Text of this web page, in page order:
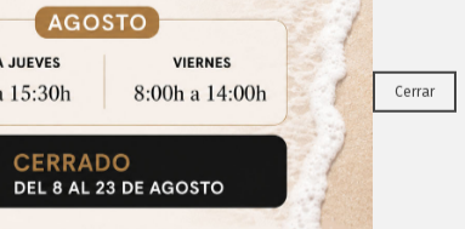
Esencial De
(10 Ml.)
Aceite Esencial De
Menta (10 Ml.)
tus pedidos online.! CERRAR Cerrar